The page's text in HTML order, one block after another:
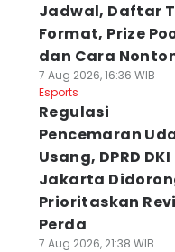
Jadwal, Daftar
Format, Prize
dan Cara
7 Aug 2026, 16:36 WIB
Esports
Regulasi
Pencemaran
Usang, DPRD DKI
Jakarta
Prioritaskan
Perda
7 Aug 2026, 21:38 WIB